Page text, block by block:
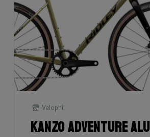
Velophil
Kanzo Adventure Alu